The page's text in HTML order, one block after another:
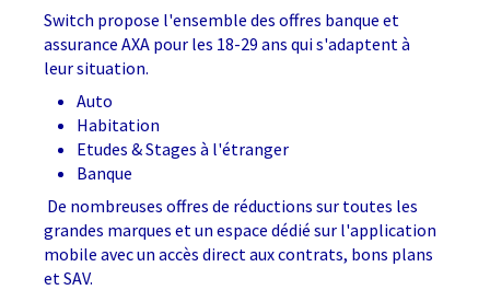
Switch propose l'ensemble des offres banque et
assurance AXA pour les 18-29 ans qui s'adaptent à
leur situation.
Auto
Habitation
Etudes & Stages à l'étranger
Banque
De nombreuses offres de réductions sur toutes les
grandes marques et un espace dédié sur l'application
mobile avec un accès direct aux contrats, bons plans
et SAV.